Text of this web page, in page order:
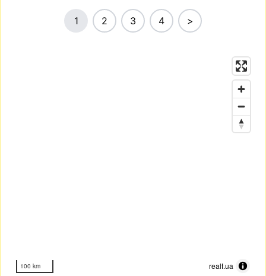
1 2 3 4 >
100 km realt.ua